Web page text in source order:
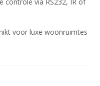
voor luxe woonruimtes